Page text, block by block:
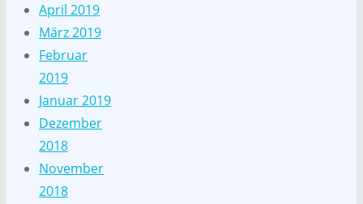
April 2019
März 2019
Februar
2019
Januar 2019
Dezember
2018
November
2018